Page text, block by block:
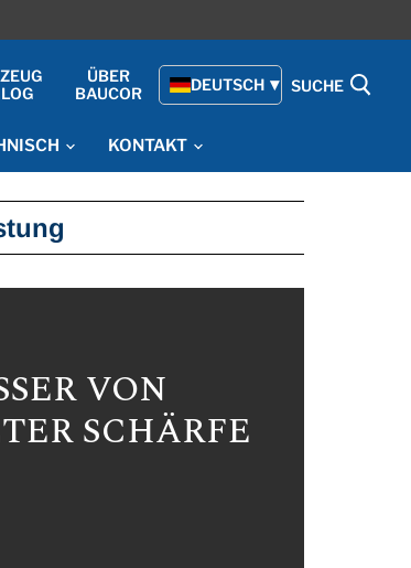
ÜBER
BAUCOR
DEUTSCH SUCHE
KONTAKT
VON
SCHÄRFE